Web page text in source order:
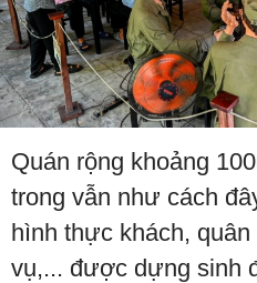
Quán rộng khoảng
trong vẫn như cách
hình thực khách,
vụ,... được dựng sinh